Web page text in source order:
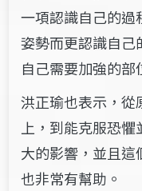
一項認識自己的過
姿勢而更認識自己
自己需要加強的部
洪正瑜也表示，從
上，到能克服恐
大的影響，並且
也非常有幫助。